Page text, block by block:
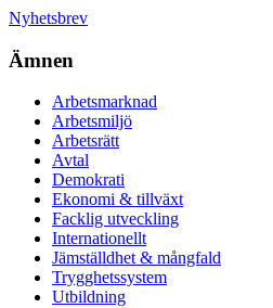
Nyhetsbrev
Ämnen
Arbetsmarknad
Arbetsmiljö
Arbetsrätt
Avtal
Demokrati
Ekonomi & tillväxt
Facklig utveckling
Internationellt
Jämställdhet & mångfald
Trygghetssystem
Utbildning